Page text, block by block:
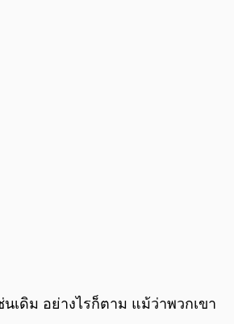
/ 0:00
เดิม อย่างไรก็ตาม แม้ว่าพวกเขา